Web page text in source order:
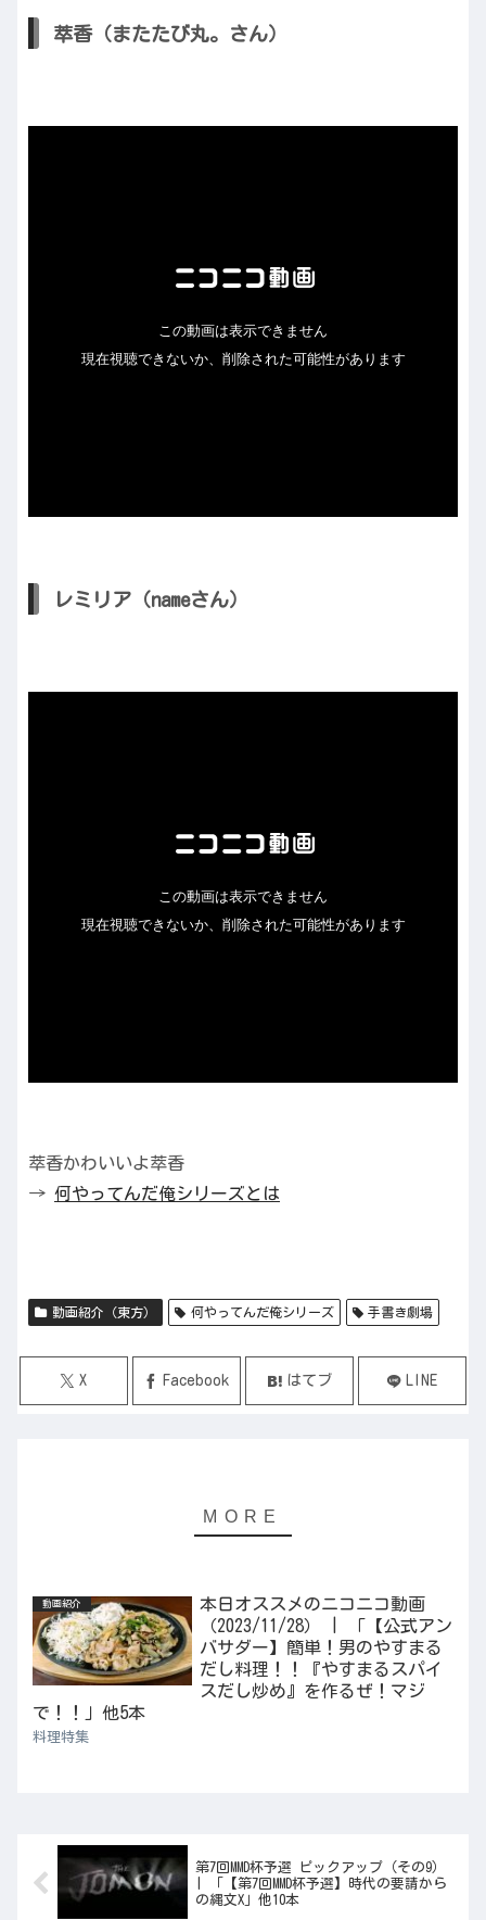
萃香（またたび丸。さん）
レミリア（nameさん）
萃香かわいいよ萃香
→ 何やってんだ俺シリーズとは
動画紹介（東方） 何やってんだ俺シリーズ 手書き劇場
X Facebook はてブ LINE
動画紹介
本日オススメのニコニコ動画
（2023/11/28） | 「【公式アン
バサダー】簡単！男のやすまる
だし料理！！『やすまるスパイ
スだし炒め』を作るぜ！マジ
で！！」他5本
料理特集
第7回MMD杯予選 ピックアップ（その9）
| 「【第7回MMD杯予選】時代の要請から
の縄文X」他10本